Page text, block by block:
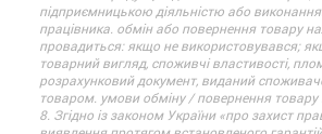
підприємницькою діяльністю або
працівника. обмін або повернення товару
провадиться: якщо не використовувався;
товарний вигляд, споживчі властивості,
розрахунковий документ, виданий
товаром. умови обміну / повернення товару
8. Згідно із законом України «про захист